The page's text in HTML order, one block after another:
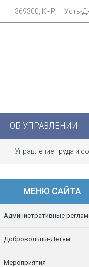
369300, КЧР, г. Усть-
ОБ УПРАВЛЕНИИ
Управление труда и
МЕНЮ САЙТА
Административные
Добровольцы-Детям
Мероприятия